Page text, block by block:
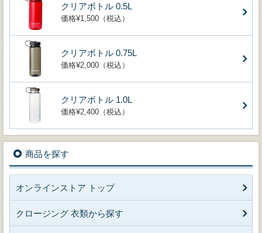
クリアボトル 0.5L
価格¥1,500（税込）
クリアボトル 0.75L
価格¥2,000（税込）
クリアボトル 1.0L
価格¥2,400（税込）
商品を探す
オンラインストア トップ
クロージング 衣類から探す